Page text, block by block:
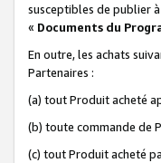
susceptibles de publier
« Documents du
En outre, les achats
Partenaires :
(a) tout Produit acheté
(b) toute commande de
(c) tout Produit acheté